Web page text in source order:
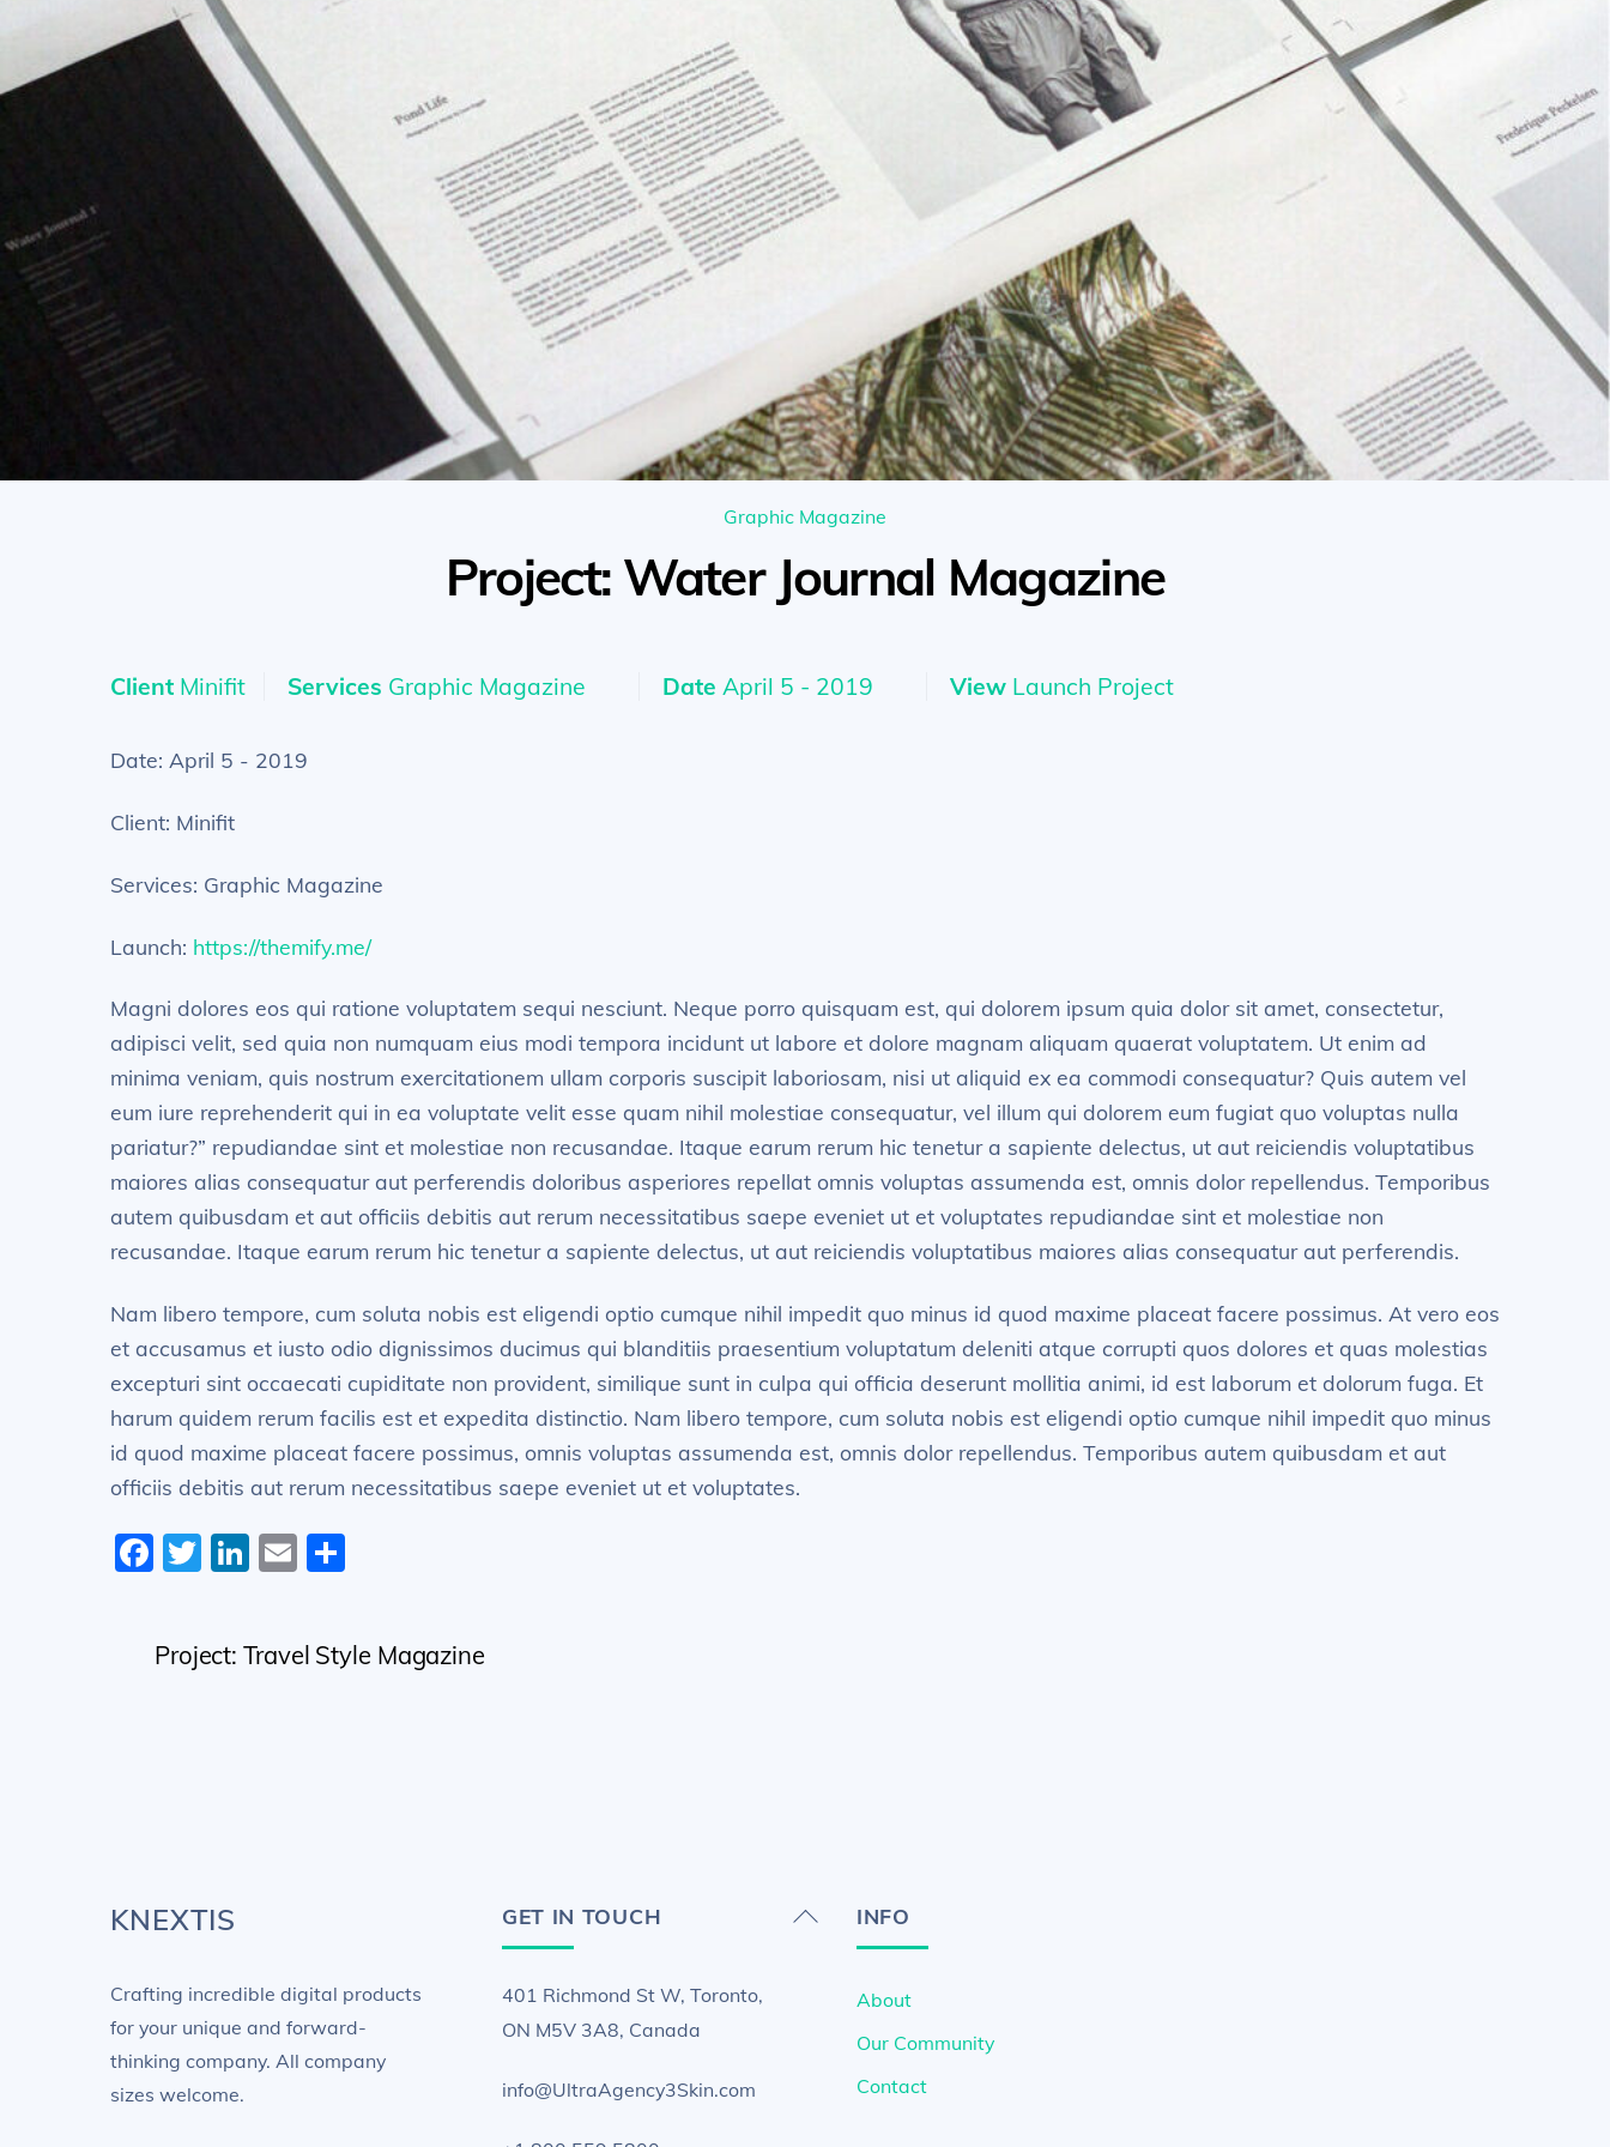
Graphic Magazine
Project: Water Journal Magazine
Client Minifit Services Graphic Magazine Date April 5 - 2019 View Launch Project
Date: April 5 - 2019
Client: Minifit
Services: Graphic Magazine
Launch: https://themify.me/
Magni dolores eos qui ratione voluptatem sequi nesciunt. Neque porro quisquam est, qui dolorem ipsum quia dolor sit amet, consectetur,
adipisci velit, sed quia non numquam eius modi tempora incidunt ut labore et dolore magnam aliquam quaerat voluptatem. Ut enim ad
minima veniam, quis nostrum exercitationem ullam corporis suscipit laboriosam, nisi ut aliquid ex ea commodi consequatur? Quis autem vel
eum iure reprehenderit qui in ea voluptate velit esse quam nihil molestiae consequatur, vel illum qui dolorem eum fugiat quo voluptas nulla
pariatur?” repudiandae sint et molestiae non recusandae. Itaque earum rerum hic tenetur a sapiente delectus, ut aut reiciendis voluptatibus
maiores alias consequatur aut perferendis doloribus asperiores repellat omnis voluptas assumenda est, omnis dolor repellendus. Temporibus
autem quibusdam et aut officiis debitis aut rerum necessitatibus saepe eveniet ut et voluptates repudiandae sint et molestiae non
recusandae. Itaque earum rerum hic tenetur a sapiente delectus, ut aut reiciendis voluptatibus maiores alias consequatur aut perferendis.
Nam libero tempore, cum soluta nobis est eligendi optio cumque nihil impedit quo minus id quod maxime placeat facere possimus. At vero eos
et accusamus et iusto odio dignissimos ducimus qui blanditiis praesentium voluptatum deleniti atque corrupti quos dolores et quas molestias
excepturi sint occaecati cupiditate non provident, similique sunt in culpa qui officia deserunt mollitia animi, id est laborum et dolorum fuga. Et
harum quidem rerum facilis est et expedita distinctio. Nam libero tempore, cum soluta nobis est eligendi optio cumque nihil impedit quo minus
id quod maxime placeat facere possimus, omnis voluptas assumenda est, omnis dolor repellendus. Temporibus autem quibusdam et aut
officiis debitis aut rerum necessitatibus saepe eveniet ut et voluptates.
F
e
T
er
Li
e
E
l
e
Project: Travel Style Magazine
Back
KNEXTIS
Crafting incredible digital products
for your unique and forward-
thinking company. All company
sizes welcome.
GET IN TOUCH
401 Richmond St W, Toronto,
ON M5V 3A8, Canada
info@UltraAgency3Skin.com
INFO
About
Our Community
Contact